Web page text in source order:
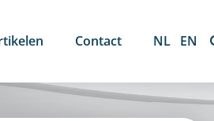
Contact NL EN